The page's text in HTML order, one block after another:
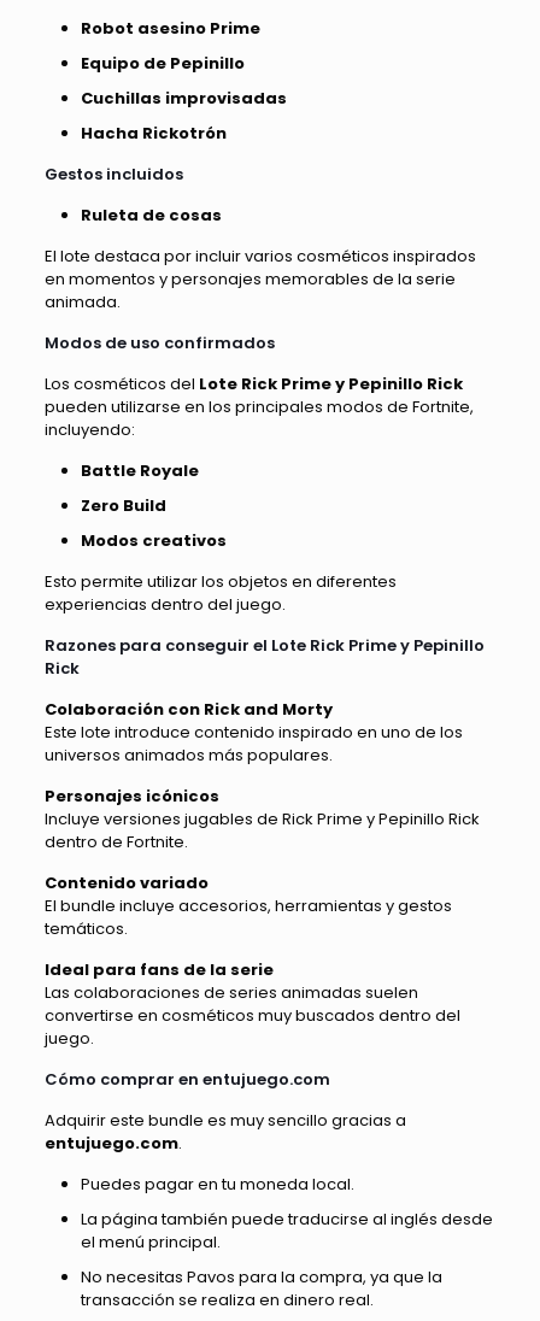
Robot asesino Prime
Equipo de Pepinillo
Cuchillas improvisadas
Hacha Rickotrón
Gestos incluidos
Ruleta de cosas
El lote destaca por incluir varios cosméticos inspirados
en momentos y personajes memorables de la serie
animada.
Modos de uso confirmados
Los cosméticos del Lote Rick Prime y Pepinillo Rick
pueden utilizarse en los principales modos de Fortnite,
incluyendo:
Battle Royale
Zero Build
Modos creativos
Esto permite utilizar los objetos en diferentes
experiencias dentro del juego.
Razones para conseguir el Lote Rick Prime y Pepinillo
Rick
Colaboración con Rick and Morty
Este lote introduce contenido inspirado en uno de los
universos animados más populares.
Personajes icónicos
Incluye versiones jugables de Rick Prime y Pepinillo Rick
dentro de Fortnite.
Contenido variado
El bundle incluye accesorios, herramientas y gestos
temáticos.
Ideal para fans de la serie
Las colaboraciones de series animadas suelen
convertirse en cosméticos muy buscados dentro del
juego.
Cómo comprar en entujuego.com
Adquirir este bundle es muy sencillo gracias a
entujuego.com.
Puedes pagar en tu moneda local.
La página también puede traducirse al inglés desde
el menú principal.
No necesitas Pavos para la compra, ya que la
transacción se realiza en dinero real.